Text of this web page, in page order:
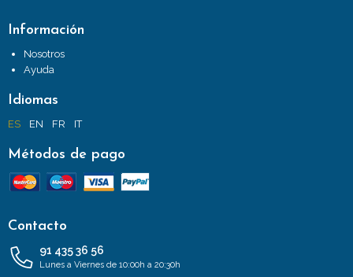
Información
Nosotros
Ayuda
Idiomas
ES EN FR IT
Métodos de pago
Contacto
91 435 36 56
Lunes a Viernes de 10:00h a 20:30h